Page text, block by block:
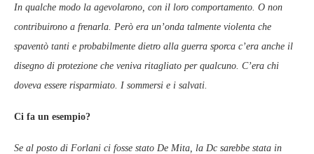
In qualche modo la agevolarono, con il loro comportamento. O non
contribuirono a frenarla. Però era un’onda talmente violenta che
spaventò tanti e probabilmente dietro alla guerra sporca c’era anche il
disegno di protezione che veniva ritagliato per qualcuno. C’era chi
doveva essere risparmiato. I sommersi e i salvati.
Ci fa un esempio?
Se al posto di Forlani ci fosse stato De Mita, la Dc sarebbe stata in